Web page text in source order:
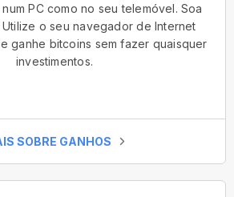
PC como no seu telemóvel. Soa
o seu navegador de Internet
ganhe bitcoins sem fazer quaisquer
investimentos.
SOBRE GANHOS